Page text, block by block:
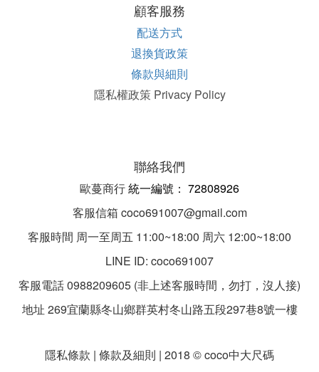
顧客服務
配送方式
退換貨政策
條款與細則
隱私權政策 Privacy Policy
聯絡我們
歐蔓商行統一編號： 72808926
客服信箱 coco691007@gmail.com
客服時間 周一至周五 11:00~18:00 周六 12:00~18:00
LINE ID: coco691007
客服電話 0988209605 (非上述客服時間，勿打，沒人接)
地址 269宜蘭縣冬山鄉群英村冬山路五段297巷8號一樓
隱私條款 | 條款及細則 | 2018 © coco中大尺碼